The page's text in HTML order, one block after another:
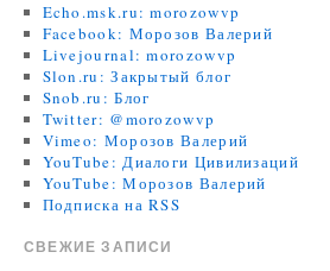
Echo.msk.ru: morozowvp
Facebook: Морозов Валерий
Livejournal: morozowvp
Slon.ru: Закрытый блог
Snob.ru: Блог
Twitter: @morozowvp
Vimeo: Морозов Валерий
YouTube: Диалоги Цивилизаций
YouTube: Морозов Валерий
Подписка на RSS
СВЕЖИЕ ЗАПИСИ